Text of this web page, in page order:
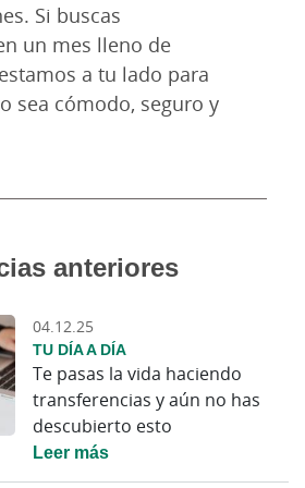
Si buscas
un mes lleno de
a tu lado para
sea cómodo, seguro y
anteriores
04.12.25
TU DÍA A DÍA
Te pasas la vida haciendo
transferencias y aún no has
descubierto esto
Leer más